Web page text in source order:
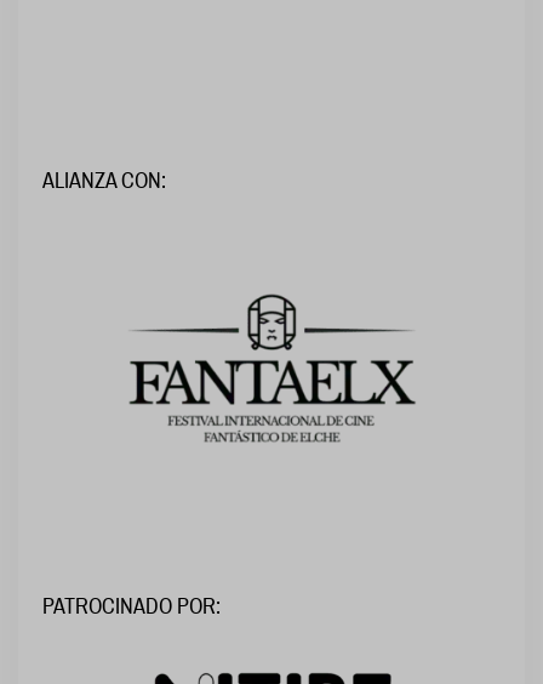
ALIANZA CON:
PATROCINADO POR: